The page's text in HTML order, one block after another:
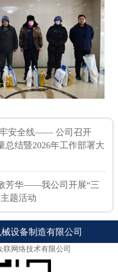
安全线—— 公司召开
总结暨2026年工作部署大
芳华——我公司开展“三
题活动
设备制造有限公司
联网络技术有限公司